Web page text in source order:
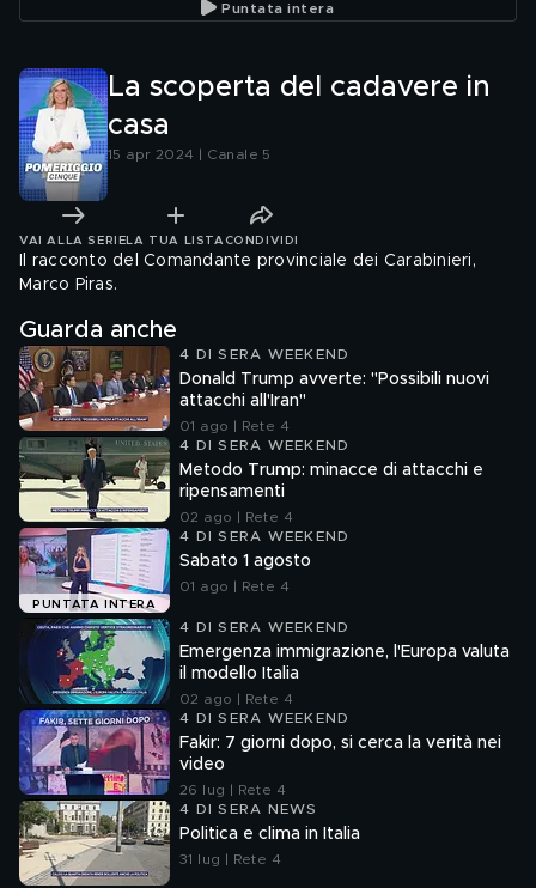
Puntata intera
La scoperta del cadavere in
casa
15 apr 2024 | Canale 5
VAI ALLA SERIE LA TUA LISTA CONDIVIDI
Il racconto del Comandante provinciale dei Carabinieri,
Marco Piras.
Guarda anche
4 DI SERA WEEKEND
Donald Trump avverte: "Possibili nuovi
attacchi all'Iran"
01 ago | Rete 4
4 DI SERA WEEKEND
Metodo Trump: minacce di attacchi e
ripensamenti
02 ago | Rete 4
PUNTATA INTERA
4 DI SERA WEEKEND
Sabato 1 agosto
01 ago | Rete 4
4 DI SERA WEEKEND
Emergenza immigrazione, l'Europa valuta
il modello Italia
02 ago | Rete 4
4 DI SERA WEEKEND
Fakir: 7 giorni dopo, si cerca la verità nei
video
26 lug | Rete 4
4 DI SERA NEWS
Politica e clima in Italia
31 lug | Rete 4